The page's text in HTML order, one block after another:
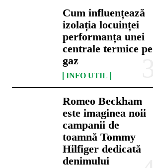
Cum influențează
izolația locuinței
performanța unei
centrale termice pe
gaz
INFO UTIL
Romeo Beckham
este imaginea noii
campanii de
toamnă Tommy
Hilfiger dedicată
denimului